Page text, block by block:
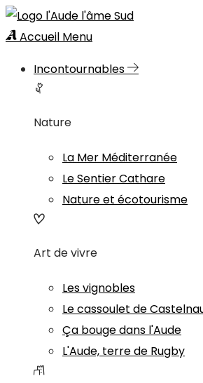
Accueil Menu
Incontournables
Nature
La Mer Méditerranée
Le Sentier Cathare
Nature et écotourisme
Art de vivre
Les vignobles
Le cassoulet de
Ça bouge dans l'Aude
L'Aude, terre de Rugby